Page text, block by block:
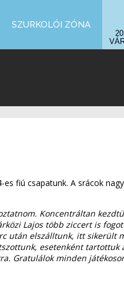
SZURKOLÓI ZÓNA
fiú csapatunk. A srácok
Koncentráltan
Lajos több ziccert is
után elszálltunk, itt sikerült
esetenként tartottuk
Gratulálok minden